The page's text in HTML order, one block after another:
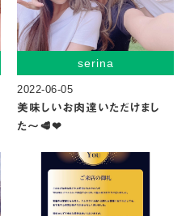
serina
2022-06-05
美味しいお肉達いただけまし
た〜🥩❤︎